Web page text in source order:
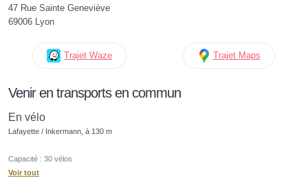
47 Rue Sainte Geneviève
69006 Lyon
Trajet Waze Trajet Maps
Venir en transports en commun
En vélo
Lafayette / Inkermann, à 130 m
Capacité : 30 vélos
Voir tout